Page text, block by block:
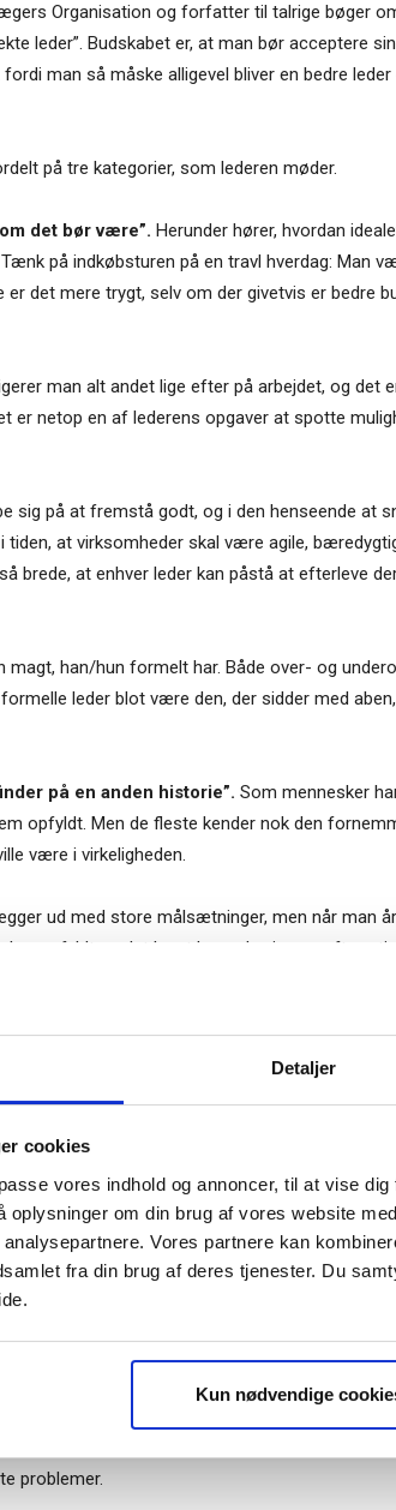
Detaljer
cookies
vores indhold og annoncer, til at vise
oplysninger om din brug af vores website
Vores partnere kan
fra din brug af deres tjenester. Du
Kun nødvendige
Organisation og forfatter til talrige bøger
leder”. Budskabet er, at man bør acceptere
man så måske alligevel bliver en bedre leder
på tre kategorier, som lederen møder.
det bør være”. Herunder hører, hvordan
på indkøbsturen på en travl hverdag: Man
er det mere trygt, selv om der givetvis er bedre
man alt andet lige efter på arbejdet, og det
er netop en af lederens opgaver at spotte
sig på at fremstå godt, og i den henseende at
tiden, at virksomheder skal være agile,
brede, at enhver leder kan påstå at efterleve
magt, han/hun formelt har. Både over- og
leder blot være den, der sidder med
på en anden historie”. Som mennesker
opfyldt. Men de fleste kender nok den
være i virkeligheden.
ud med store målsætninger, men når man
opfyldt, er det langt hen ad vejen en
har forventet, kan det være et problem at løse
til det. Dette koncentrationsbesvær, som
aldrig når til. Det handler også om, at man
benspænd i den henseende er så, hvordan
verden ville man løse disse fejl eller i det
de endda en integreret del af hverdagen, så
der egentlig er uhensigtsmæssigt, som en
personligt”.
kede af det, usikre, og som en gang imellem er
på bekostning af andre eller virksomheden.
men det er svært at føre ud i livet præcis
problemer.
modtag Ole Borchs bog
i en dansk bestyrelse”
"modtag bogen" bliver du tilmeldt